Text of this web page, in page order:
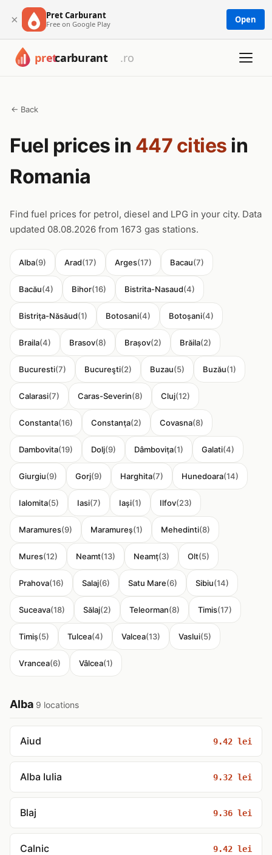
× Pret Carburant
Free on Google Play Open
← Back
Fuel prices in 447 cities in
Romania
Find fuel prices for petrol, diesel and LPG in your city. Data
updated 08.08.2026 from 1673 gas stations.
Alba(9) Arad(17) Arges(17) Bacau(7)
Bacău(4) Bihor(16) Bistrita-Nasaud(4)
Bistrița-Năsăud(1) Botosani(4) Botoșani(4)
Braila(4) Brasov(8) Brașov(2) Brăila(2)
Bucuresti(7) Bucureşti(2) Buzau(5) Buzău(1)
Calarasi(7) Caras-Severin(8) Cluj(12)
Constanta(16) Constanța(2) Covasna(8)
Dambovita(19) Dolj(9) Dâmbovița(1) Galati(4)
Giurgiu(9) Gorj(9) Harghita(7) Hunedoara(14)
Ialomita(5) Iasi(7) Iași(1) Ilfov(23)
Maramures(9) Maramureș(1) Mehedinti(8)
Mures(12) Neamt(13) Neamț(3) Olt(5)
Prahova(16) Salaj(6) Satu Mare(6) Sibiu(14)
Suceava(18) Sălaj(2) Teleorman(8) Timis(17)
Timiș(5) Tulcea(4) Valcea(13) Vaslui(5)
Vrancea(6) Vâlcea(1)
Alba 9 locations
Aiud 9.42 lei
Alba Iulia 9.32 lei
Blaj 9.36 lei
Calnic 9.42 lei